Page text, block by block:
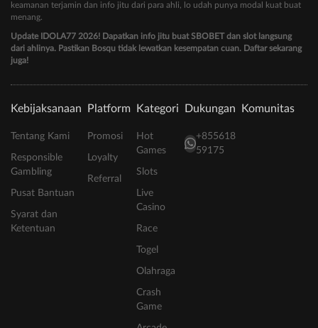
keamanan terjamin dan info jitu dari para ahli, lo udah punya modal kuat buat
menang.
Update IDOLA77 2026! Dapatkan info jitu buat SBOBET dan slot langsung
dari ahlinya. Pastikan Bosqu tidak lewatkan kesempatan cuan. Daftar sekarang
juga!
Kebijaksanaan
Tentang Kami
Responsible
Gambling
Pusat Bantuan
Syarat dan
Ketentuan
Platform
Promosi
Loyalty
Referral
Kategori
Hot
Games
Slots
Live
Casino
Race
Togel
Olahraga
Crash
Game
Dukungan
+855618
59175
Komunitas